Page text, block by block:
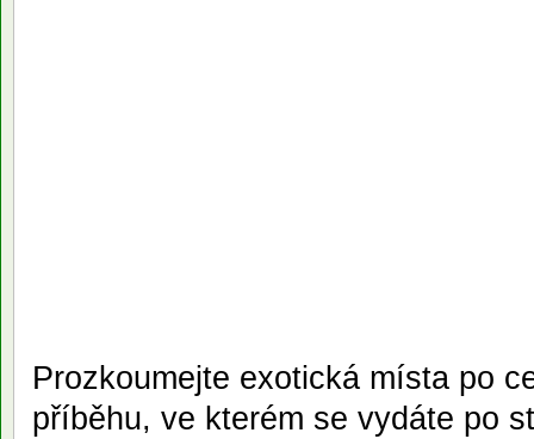
Prozkoumejte exotická místa po
příběhu, ve kterém se vydáte po